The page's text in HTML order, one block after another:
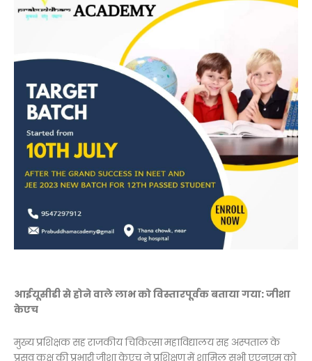
आईयूसीडी से होने वाले लाभ को विस्तारपूर्वक बताया गया: जीशा
केएच
मुख्य प्रशिक्षक सह राजकीय चिकित्सा महाविद्यालय सह अस्पताल के
प्रसव कक्ष की प्रभारी जीशा केएच ने प्रशिक्षण में शामिल सभी एएनएम को